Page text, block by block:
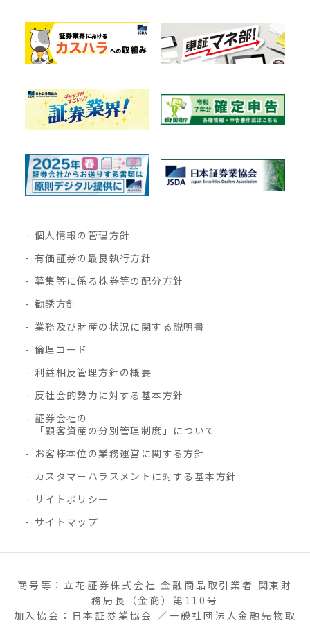
個人情報の管理方針
有価証券の最良執行方針
募集等に係る株券等の配分方針
勧誘方針
業務及び財産の状況に関する説明書
倫理コード
利益相反管理方針の概要
反社会的勢力に対する基本方針
証券会社の
「顧客資産の分別管理制度」について
お客様本位の業務運営に関する方針
カスタマーハラスメントに対する基本方針
サイトポリシー
サイトマップ
商号等：立花証券株式会社 金融商品取引業者 関東財
務局長（金商）第110号
加入協会：日本証券業協会 ／一般社団法人金融先物取